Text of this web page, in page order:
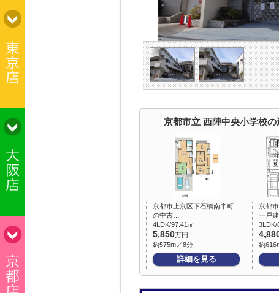
京都市立 西陣中央小学校
京都市上京区下石橋南半町
の中古…
4LDK/97.41㎡
5,850万円
約575m／8分
詳細を見る
京都
一戸建
3LDK/
約